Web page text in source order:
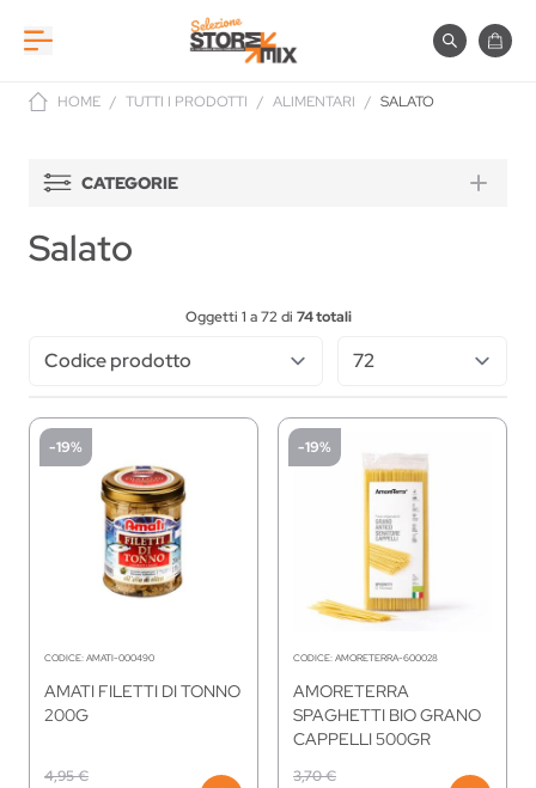
Cerca
HOME / TUTTI I PRODOTTI / ALIMENTARI / SALATO
CATEGORIE
Salato
Oggetti 1 a72di 74totali
-19%
CODICE: AMATI-000490
AMATI FILETTI DI TONNO
200G
4,95 €
-19%
CODICE: AMORETERRA-600028
AMORETERRA
SPAGHETTI BIO GRANO
CAPPELLI 500GR
3,70 €